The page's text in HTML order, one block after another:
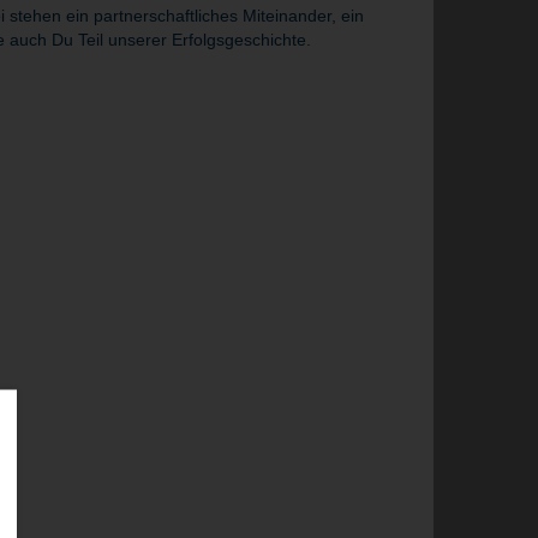
ein partnerschaftliches Miteinander, ein
Du Teil unserer Erfolgsgeschichte.